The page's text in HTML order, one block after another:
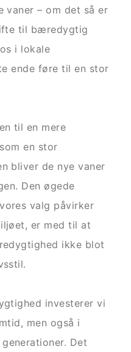
vaner – om det så er
til bæredygtig
i lokale
ende føre til en stor
til en mere
en stor
bliver de nye vaner
Den øgede
valg påvirker
er med til at
ikke blot
investerer vi
men også i
Det